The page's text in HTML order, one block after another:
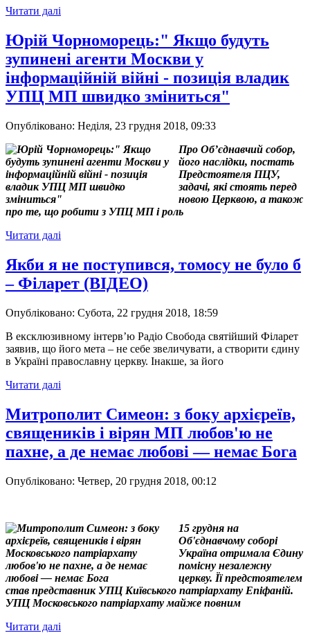
Читати далі
Юрій Чорноморець:" Якщо будуть
зупинені агенти Москви у
інформаційній війні - позиція владик
УПЦ МП швидко зміниться"
Опубліковано: Неділя, 23 грудня 2018, 09:33
Про Об’єднавчий собор,
його наслідки, постать
Предстоятеля ПЦУ,
задачі, які стоять перед
новою Церквою, а також
про те, що робити з УПЦ МП і роль
Читати далі
Якби я не поступився, томосу не було б
– Філарет (ВІДЕО)
Опубліковано: Субота, 22 грудня 2018, 18:59
В ексклюзивному інтерв’ю Радіо Свобода святійший Філарет
заявив, що його мета – не себе звеличувати, а створити єдину
в Україні православну церкву. Інакше, за його
Читати далі
Митрополит Симеон: з боку архієреїв,
священиків і вірян МП любов'ю не
пахне, а де немає любові — немає Бога
Опубліковано: Четвер, 20 грудня 2018, 00:12
15 грудня на
Об'єднавчому соборі
Україна отримала Єдину
помісну незалежну
церкву. Її предстоятелем
став представник УПЦ Київського патріархату Епіфаній.
УПЦ Московського патріархату майже повним
Читати далі